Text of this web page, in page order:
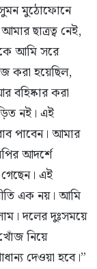
মুঠোফোনে
ছাত্রত্ব নেই,
আমি সরে
হয়েছিল,
করা
নই। এই
পাবেন। আমার
আদর্শে
এই
এক নয়। আমি
দলের দুঃসময়ে
নিয়ে
দেওয়া হবে।”